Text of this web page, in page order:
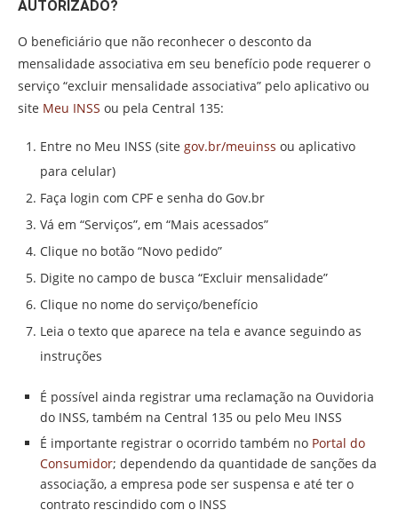
AUTORIZADO?
O beneficiário que não reconhecer o desconto da
mensalidade associativa em seu benefício pode requerer o
serviço “excluir mensalidade associativa” pelo aplicativo ou
site Meu INSS ou pela Central 135:
Entre no Meu INSS (site gov.br/meuinss ou aplicativo
para celular)
Faça login com CPF e senha do Gov.br
Vá em “Serviços”, em “Mais acessados”
Clique no botão “Novo pedido”
Digite no campo de busca “Excluir mensalidade”
Clique no nome do serviço/benefício
Leia o texto que aparece na tela e avance seguindo as
instruções
É possível ainda registrar uma reclamação na Ouvidoria
do INSS, também na Central 135 ou pelo Meu INSS
É importante registrar o ocorrido também no Portal do
Consumidor; dependendo da quantidade de sanções da
associação, a empresa pode ser suspensa e até ter o
contrato rescindido com o INSS